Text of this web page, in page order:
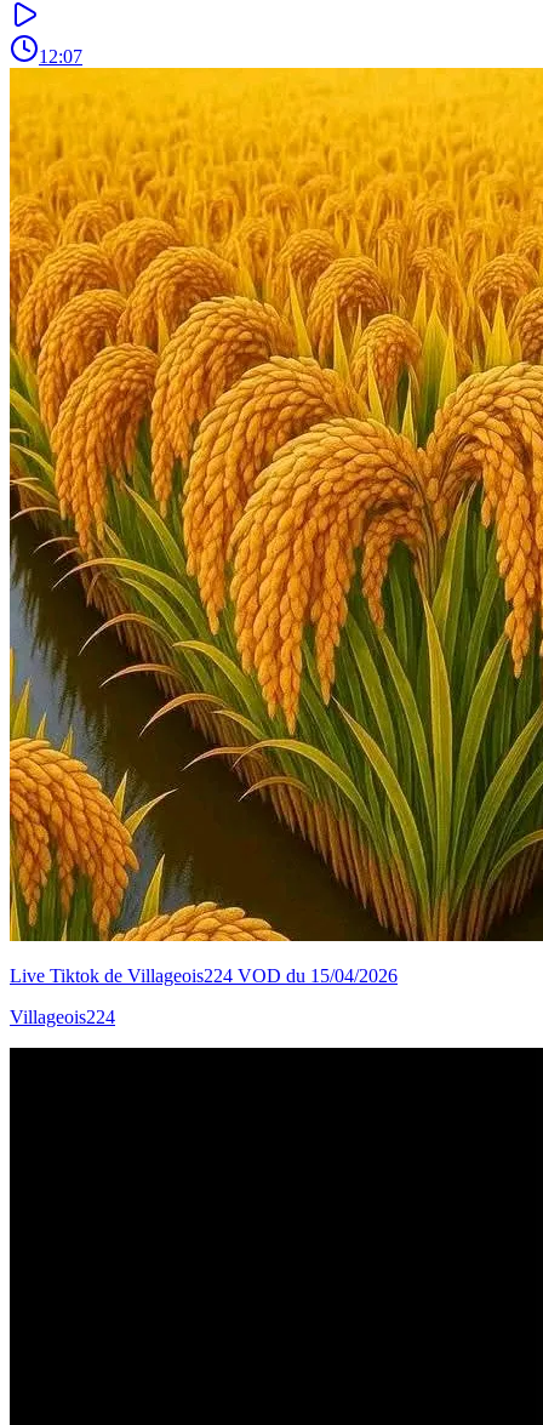
12:07
Live Tiktok de Villageois224 VOD du 15/04/2026
Villageois224